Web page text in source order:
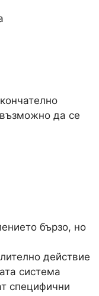
да се
бързо, но
действие
система
специфични